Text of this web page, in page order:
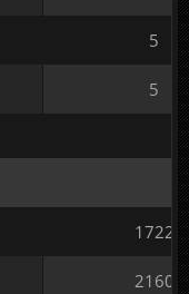
5
5
1722
2160